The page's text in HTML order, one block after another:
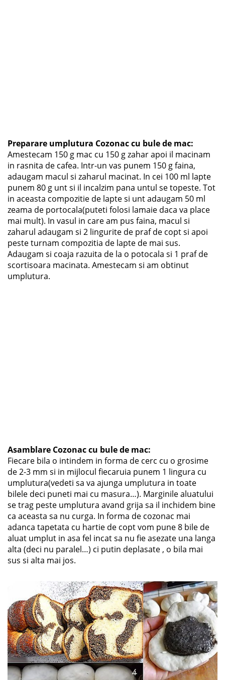
Preparare umplutura Cozonac cu bule de mac:
Amestecam 150 g mac cu 150 g zahar apoi il macinam
in rasnita de cafea. Intr-un vas punem 150 g faina,
adaugam macul si zaharul macinat. In cei 100 ml lapte
punem 80 g unt si il incalzim pana untul se topeste. Tot
in aceasta compozitie de lapte si unt adaugam 50 ml
zeama de portocala(puteti folosi lamaie daca va place
mai mult). In vasul in care am pus faina, macul si
zaharul adaugam si 2 lingurite de praf de copt si apoi
peste turnam compozitia de lapte de mai sus.
Adaugam si coaja razuita de la o potocala si 1 praf de
scortisoara macinata. Amestecam si am obtinut
umplutura.
Asamblare Cozonac cu bule de mac:
Fiecare bila o intindem in forma de cerc cu o grosime
de 2-3 mm si in mijlocul fiecaruia punem 1 lingura cu
umplutura(vedeti sa va ajunga umplutura in toate
bilele deci puneti mai cu masura…). Marginile aluatului
se trag peste umplutura avand grija sa il inchidem bine
ca aceasta sa nu curga. In forma de cozonac mai
adanca tapetata cu hartie de copt vom pune 8 bile de
aluat umplut in asa fel incat sa nu fie asezate una langa
alta (deci nu paralel…) ci putin deplasate , o bila mai
sus si alta mai jos.